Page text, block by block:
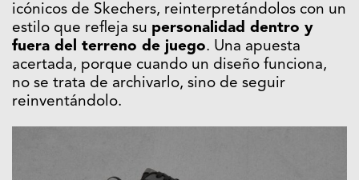
icónicos de Skechers, reinterpretándolos con un
estilo que refleja su personalidad dentro y
fuera del terreno de juego. Una apuesta
acertada, porque cuando un diseño funciona,
no se trata de archivarlo, sino de seguir
reinventándolo.